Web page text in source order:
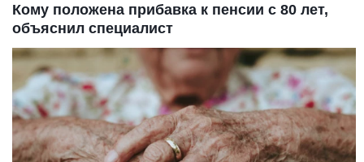
Кому положена прибавка к пенсии с 80 лет,
объяснил специалист